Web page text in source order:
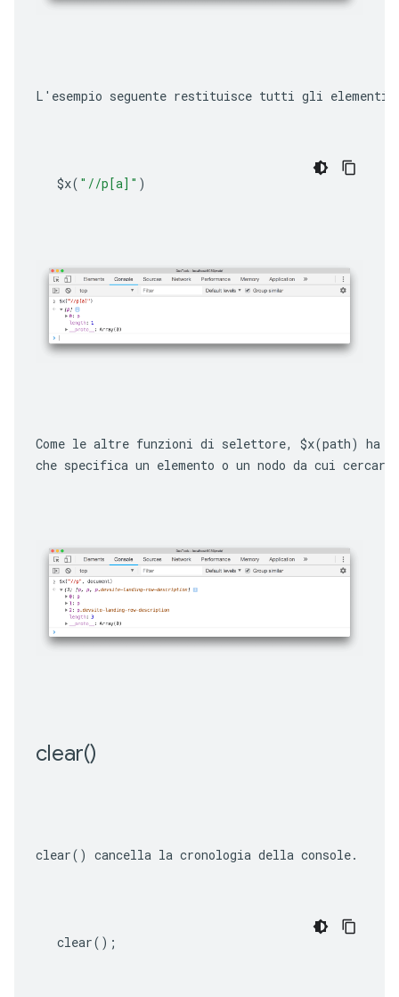
L'esempio seguente restituisce tutti gli elementi
$x( "//p[a]" )
Come le altre funzioni di selettore, $x(path) ha
che specifica un elemento o un nodo da cui
clear()
clear() cancella la cronologia della console.
clear();